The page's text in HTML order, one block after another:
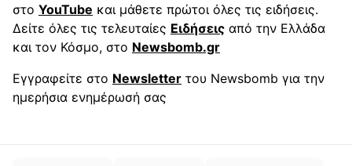
στο YouTube και μάθετε πρώτοι όλες τις ειδήσεις.
Δείτε όλες τις τελευταίες Ειδήσεις από την Ελλάδα
και τον Κόσμο, στο Newsbomb.gr
Εγγραφείτε στο Newsletter του Newsbomb για την
ημερήσια ενημέρωσή σας